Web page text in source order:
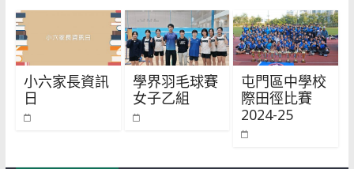
小六家長資訊
日
學界羽毛球賽
女子乙組
屯門區中學校
際田徑比賽
2024-25